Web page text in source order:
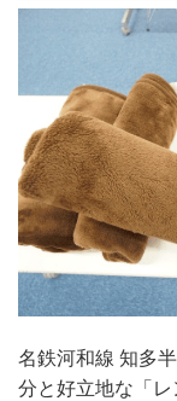
名鉄河和線 知多
分と好立地な「